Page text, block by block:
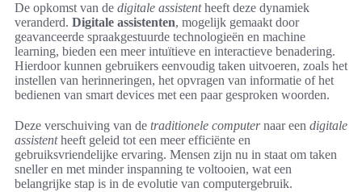
De opkomst van de digitale assistentheeft deze dynamiek
veranderd. Digitale assistenten, mogelijk gemaakt door
geavanceerde spraakgestuurde technologieën en machine
learning, bieden een meer intuïtieve en interactieve benadering.
Hierdoor kunnen gebruikers eenvoudig taken uitvoeren, zoals het
instellen van herinneringen, het opvragen van informatie of het
bedienen van smart devices met een paar gesproken woorden.
Deze verschuiving van de traditionele computernaar een digitale
assistentheeft geleid tot een meer efficiënte en
gebruiksvriendelijke ervaring. Mensen zijn nu in staat om taken
sneller en met minder inspanning te voltooien, wat een
belangrijke stap is in de evolutie van computergebruik.